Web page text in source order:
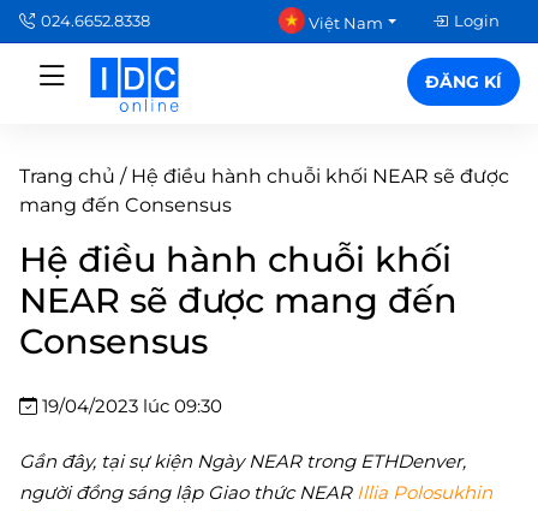
024.6652.8338 Việt Nam Login
ĐĂNG KÍ
Trang chủ / Hệ điều hành chuỗi khối NEAR sẽ được
mang đến Consensus
Hệ điều hành chuỗi khối
NEAR sẽ được mang đến
Consensus
19/04/2023 lúc 09:30
Gần đây, tại sự kiện Ngày NEAR trong ETHDenver,
người đồng sáng lập Giao thức NEAR Illia Polosukhin